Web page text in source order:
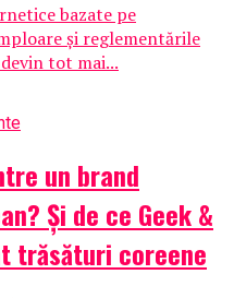
bazate pe
și reglementările
tot mai...
un brand
Și de ce Geek &
trăsături coreene